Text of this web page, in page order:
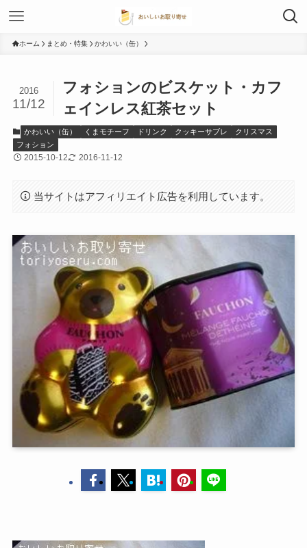
ホーム まとめ・特集 かわいい（缶）
フォションのビスケット・カフ
ェインレス紅茶セット
2016
11/12
かわいい（缶） くまモチーフ ドリンク クッキーサブレ
クリスマス
フォション
2015-10-12 2016-11-12
当サイトはアフィリエイト広告を利用しています。